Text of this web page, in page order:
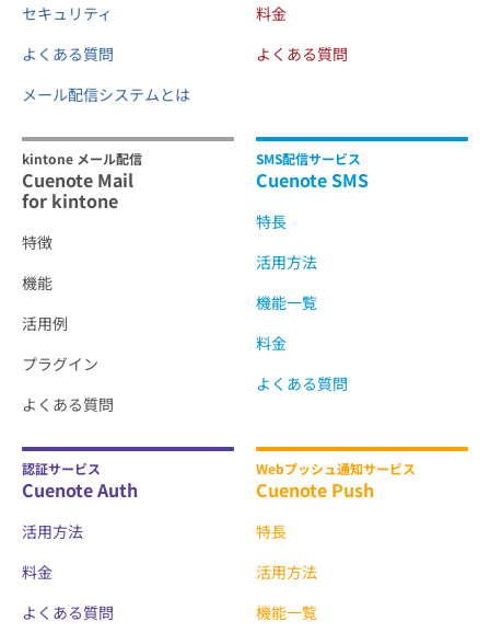
セキュリティ
よくある質問
メール配信システムとは
料金
よくある質問
kintone メール配信
Cuenote Mail
for kintone
特徴
機能
活用例
プラグイン
よくある質問
SMS配信サービス
Cuenote SMS
特長
活用方法
機能一覧
料金
よくある質問
認証サービス
Cuenote Auth
活用方法
料金
よくある質問
Webプッシュ通知サービス
Cuenote Push
特長
活用方法
機能一覧